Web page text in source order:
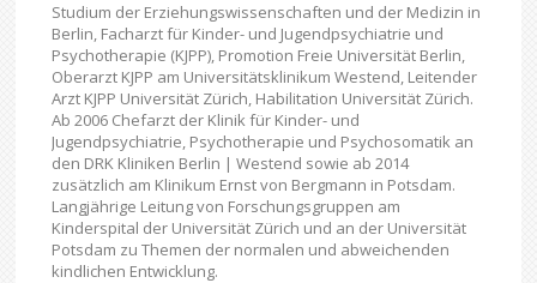
Studium der Erziehungswissenschaften und der Medizin in
Berlin, Facharzt für Kinder- und Jugendpsychiatrie und
Psychotherapie (KJPP), Promotion Freie Universität Berlin,
Oberarzt KJPP am Universitätsklinikum Westend, Leitender
Arzt KJPP Universität Zürich, Habilitation Universität Zürich.
Ab 2006 Chefarzt der Klinik für Kinder- und
Jugendpsychiatrie, Psychotherapie und Psychosomatik an
den DRK Kliniken Berlin | Westend sowie ab 2014
zusätzlich am Klinikum Ernst von Bergmann in Potsdam.
Langjährige Leitung von Forschungsgruppen am
Kinderspital der Universität Zürich und an der Universität
Potsdam zu Themen der normalen und abweichenden
kindlichen Entwicklung.